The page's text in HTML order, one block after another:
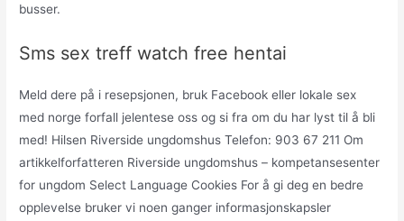
busser.
Sms sex treff watch free hentai
Meld dere på i resepsjonen, bruk Facebook eller lokale sex
med norge forfall jelentese oss og si fra om du har lyst til å bli
med! Hilsen Riverside ungdomshus Telefon: 903 67 211 Om
artikkelforfatteren Riverside ungdomshus – kompetansesenter
for ungdom Select Language Cookies For å gi deg en bedre
opplevelse bruker vi noen ganger informasjonskapsler